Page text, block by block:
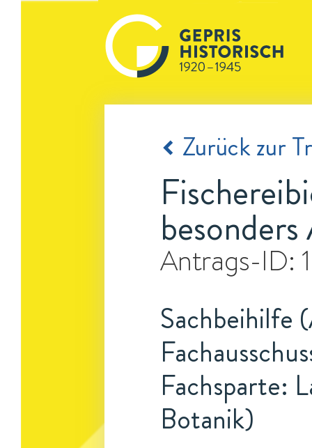
Zurück zur
Antrags-ID:
Sachbeihilfe
Fachsparte:
Botanik)